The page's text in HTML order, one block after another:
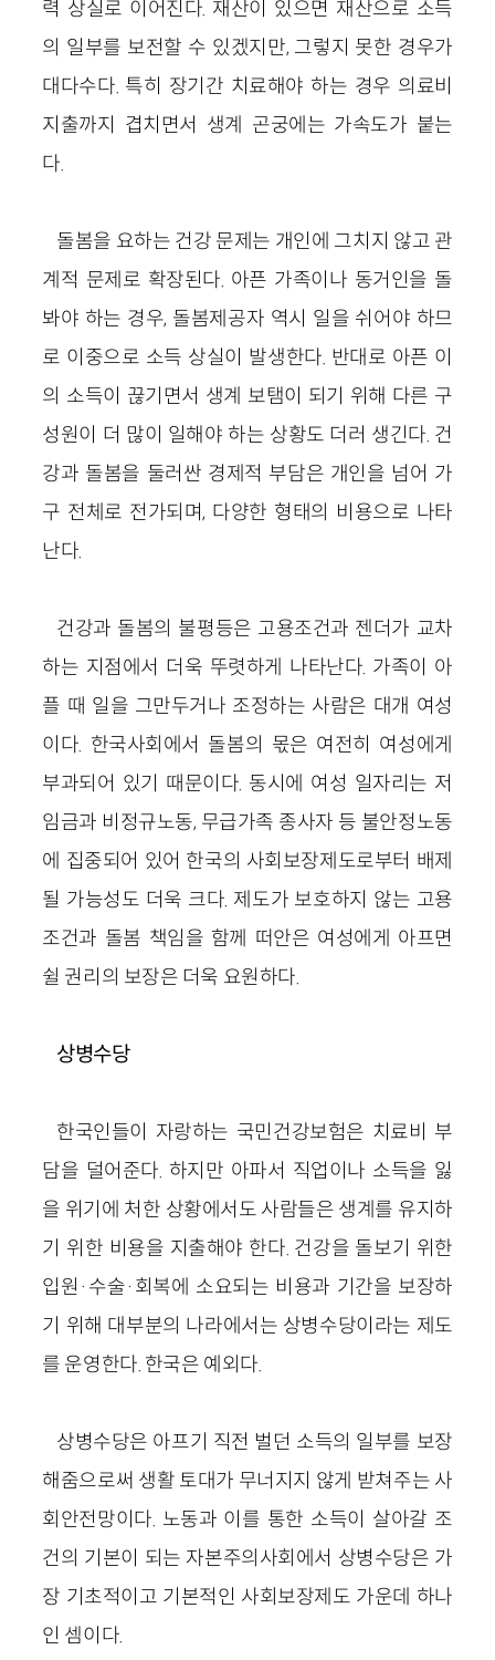
력 상실로 이어진다. 재산이 있으면 재산으로 소득
의 일부를 보전할 수 있겠지만, 그렇지 못한 경우가
대다수다. 특히 장기간 치료해야 하는 경우 의료비
지출까지 겹치면서 생계 곤궁에는 가속도가 붙는
다.
돌봄을 요하는 건강 문제는 개인에 그치지 않고 관
계적 문제로 확장된다. 아픈 가족이나 동거인을 돌
봐야 하는 경우, 돌봄제공자 역시 일을 쉬어야 하므
로 이중으로 소득 상실이 발생한다. 반대로 아픈 이
의 소득이 끊기면서 생계 보탬이 되기 위해 다른 구
성원이 더 많이 일해야 하는 상황도 더러 생긴다. 건
강과 돌봄을 둘러싼 경제적 부담은 개인을 넘어 가
구 전체로 전가되며, 다양한 형태의 비용으로 나타
난다.
건강과 돌봄의 불평등은 고용조건과 젠더가 교차
하는 지점에서 더욱 뚜렷하게 나타난다. 가족이 아
플 때 일을 그만두거나 조정하는 사람은 대개 여성
이다. 한국사회에서 돌봄의 몫은 여전히 여성에게
부과되어 있기 때문이다. 동시에 여성 일자리는 저
임금과 비정규노동, 무급가족 종사자 등 불안정노동
에 집중되어 있어 한국의 사회보장제도로부터 배제
될 가능성도 더욱 크다. 제도가 보호하지 않는 고용
조건과 돌봄 책임을 함께 떠안은 여성에게 아프면
쉴 권리의 보장은 더욱 요원하다.
상병수당
한국인들이 자랑하는 국민건강보험은 치료비 부
담을 덜어준다. 하지만 아파서 직업이나 소득을 잃
을 위기에 처한 상황에서도 사람들은 생계를 유지하
기 위한 비용을 지출해야 한다. 건강을 돌보기 위한
입원·수술·회복에 소요되는 비용과 기간을 보장하
기 위해 대부분의 나라에서는 상병수당이라는 제도
를 운영한다. 한국은 예외다.
상병수당은 아프기 직전 벌던 소득의 일부를 보장
해줌으로써 생활 토대가 무너지지 않게 받쳐주는 사
회안전망이다. 노동과 이를 통한 소득이 살아갈 조
건의 기본이 되는 자본주의사회에서 상병수당은 가
장 기초적이고 기본적인 사회보장제도 가운데 하나
인 셈이다.